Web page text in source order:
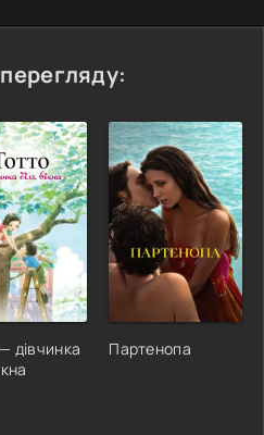
дівчинка
Партенопа